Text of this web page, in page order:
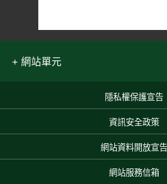
網站單元
隱私權保護宣告
資訊安全政策
網站資料開放宣告
網站服務信箱